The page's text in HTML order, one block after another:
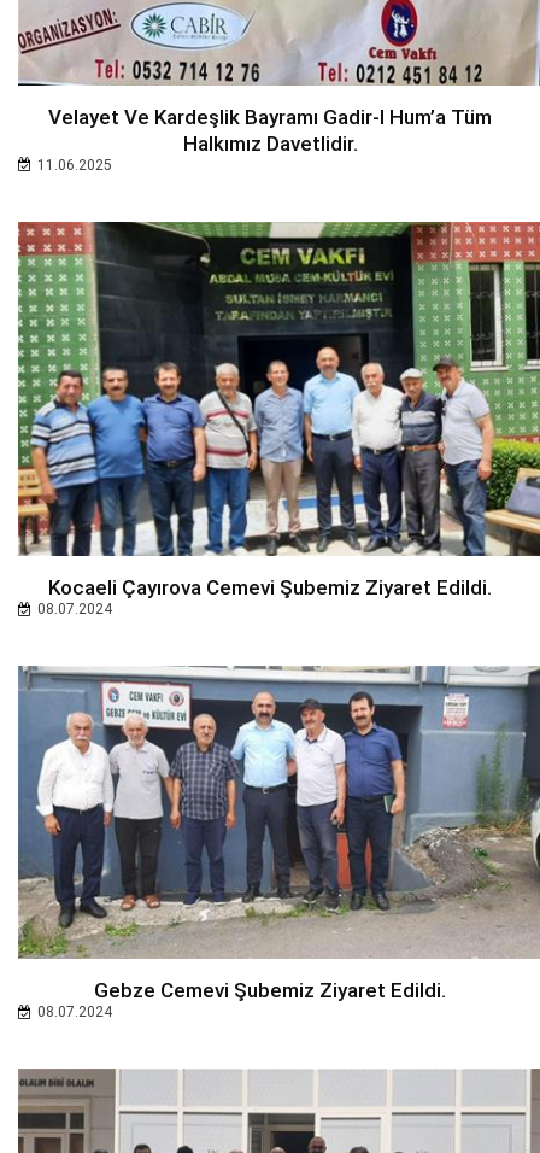
Velayet Ve Kardeşlik Bayramı Gadir-I Hum’a Tüm
Halkımız Davetlidir.
11.06.2025
Kocaeli Çayırova Cemevi Şubemiz Ziyaret Edildi.
08.07.2024
Gebze Cemevi Şubemiz Ziyaret Edildi.
08.07.2024